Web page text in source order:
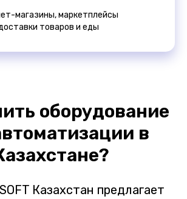
магазины, маркетплейсы
товаров и еды
оборудование
в
Казахстан предлагает